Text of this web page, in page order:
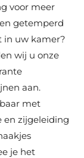
voor meer
getemperd
in uw kamer?
wij u onze
aan.
met
en zijgeleiding
je het